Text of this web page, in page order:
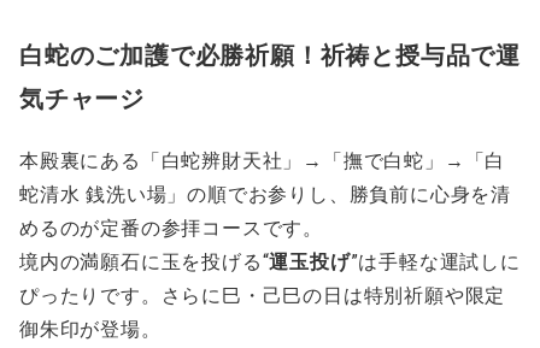
白蛇のご加護で必勝祈願！祈祷と授与品で運
気チャージ
本殿裏にある「白蛇辨財天社」→「撫で白蛇」→「白
蛇清水 銭洗い場」の順でお参りし、勝負前に心身を清
めるのが定番の参拝コースです。
境内の満願石に玉を投げる“運玉投げ”は手軽な運試しに
ぴったりです。さらに巳・己巳の日は特別祈願や限定
御朱印が登場。